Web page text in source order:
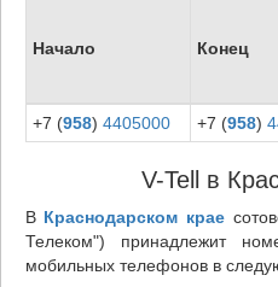
Начало Конец
+7 (958) 4405000 +7 (958)
V-Tell в
В Краснодарском крае
Телеком") принадлежит
мобильных телефонов в